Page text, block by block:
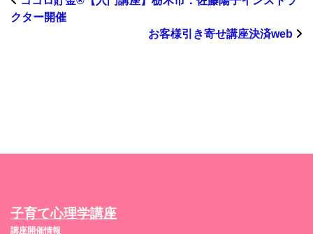
クター開催
お客様引き寄せ講座決済web
子育て心理学講座
講座開催情報